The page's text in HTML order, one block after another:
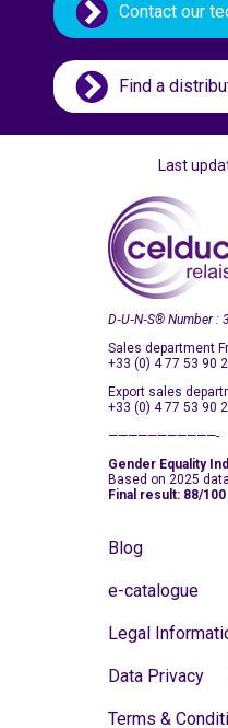
Contact our
Find a
Last
D‑U‑N‑S® Number :
Sales department
+33 (0) 4 77 53 90
Export sales
+33 (0) 4 77 53 90
———————————-
Gender Equality
Based on 2025 data
Final result: 88/100
Blog
e-catalogue
Legal
Data Privacy
Terms &